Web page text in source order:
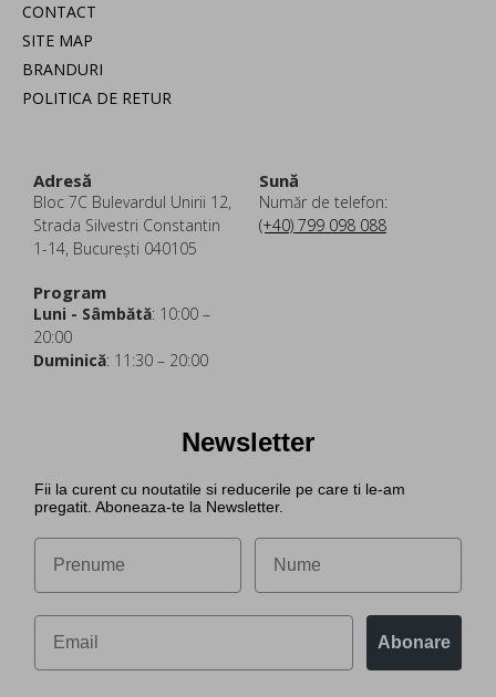
CONTACT
SITE MAP
BRANDURI
POLITICA DE RETUR
Adresă
Bloc 7C Bulevardul Unirii 12,
Strada Silvestri Constantin
1-14, București 040105
Sună
Număr de telefon:
(+40) 799 098 088
Program
Luni - Sâmbătă: 10:00 –
20:00
Duminică: 11:30 – 20:00
Newsletter
Fii la curent cu noutatile si reducerile pe care ti le-am
pregatit. Aboneaza-te la Newsletter.
Abonare